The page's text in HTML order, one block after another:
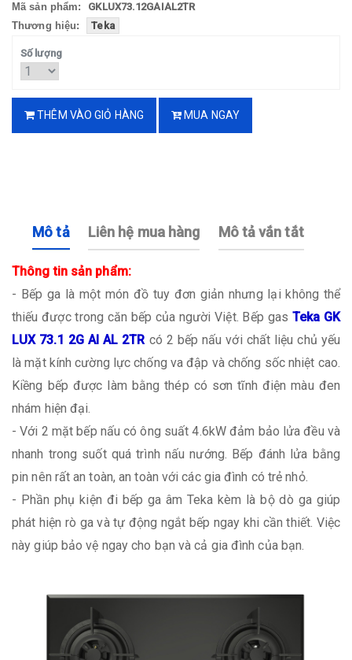
Mã sản phẩm:
GKLUX73.12GAIAL2TR
Thương hiệu:
Teka
Số lượng
THÊM VÀO GIỎ HÀNG MUA NGAY
Mô tả Liên hệ mua hàng Mô tả vắn tắt
Thông tin sản phẩm:
- Bếp ga là một món đồ tuy đơn giản nhưng lại không thể
thiếu được trong căn bếp của người Việt. Bếp gas Teka GK
LUX 73.1 2G AI AL 2TR có 2 bếp nấu với chất liệu chủ yếu
là mặt kính cường lực chống va đập và chống sốc nhiệt cao.
Kiềng bếp được làm bằng thép có sơn tĩnh điện màu đen
nhám hiện đại.
- Với 2 mặt bếp nấu có ông suất 4.6kW đảm bảo lửa đều và
nhanh trong suốt quá trình nấu nướng. Bếp đánh lửa bằng
pin nên rất an toàn, an toàn với các gia đình có trẻ nhỏ.
- Phần phụ kiện đi bếp ga âm Teka kèm là bộ dò ga giúp
phát hiện rò ga và tự động ngắt bếp ngay khi cần thiết. Việc
này giúp bảo vệ ngay cho bạn và cả gia đình của bạn.